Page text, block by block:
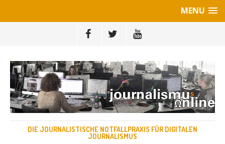
MENU
DIE JOURNALISTISCHE NOTFALLPRAXIS FÜR DIGITALEN
JOURNALISMUS